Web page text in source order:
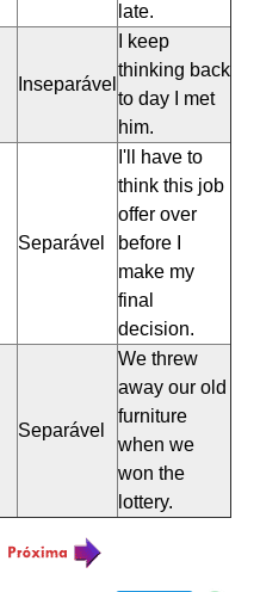
late.
Inseparável
I keep
thinking back
to day I met
him.
Separável
I'll have to
think this job
offer over
before I
make my
final
decision.
Separável
We threw
away our old
furniture
when we
won the
lottery.